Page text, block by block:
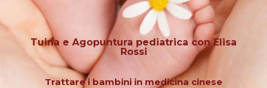
Tuina e Agopuntura pediatrica con Elisa
Rossi
Trattare i bambini in medicina cinese